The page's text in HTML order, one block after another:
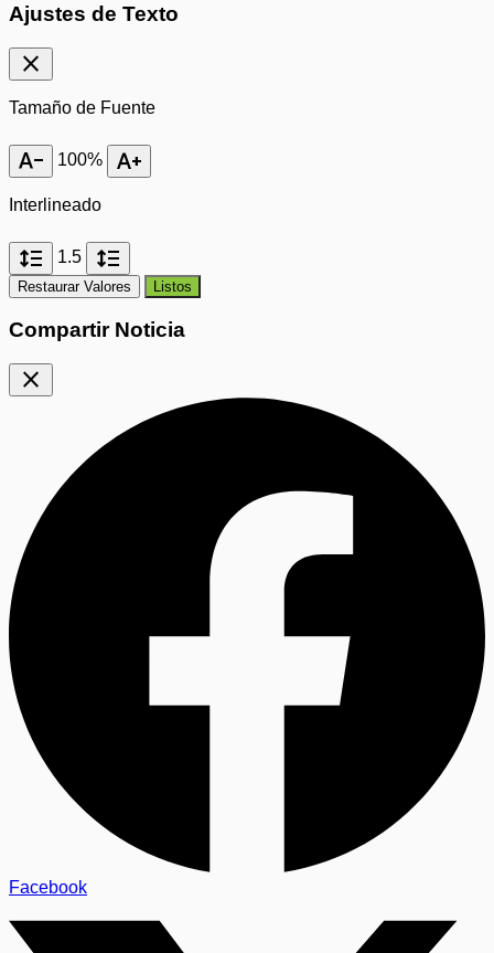
Ajustes de Texto
close
Tamaño de Fuente
text_decrease 100% text_increase
Interlineado
format_line_spacing 1.5 format_line_spacing
Restaurar Valores Listos
Compartir Noticia
close
Facebook